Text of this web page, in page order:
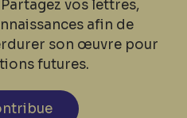
vos lettres,
afin de
son œuvre pour
futures.